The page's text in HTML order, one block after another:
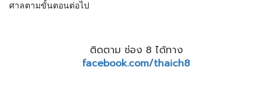
ศาลตามขั้นตอนต่อไป
ติดตาม ช่อง 8 ได้ทาง
facebook.com/thaich8